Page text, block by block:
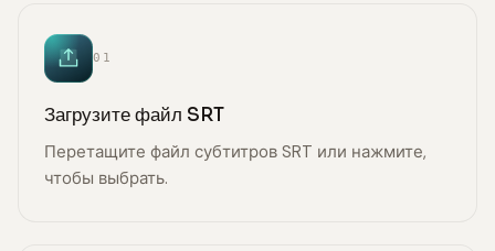
01
Загрузите файл SRT
Перетащите файл субтитров SRT или нажмите,
чтобы выбрать.